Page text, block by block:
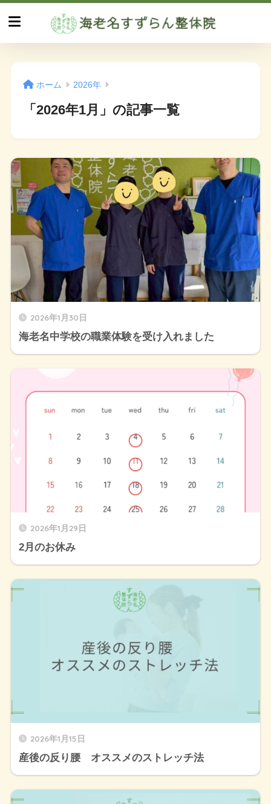
ホーム 2026年
「2026年1月」の記事一覧
2026年1月30日
海老名中学校の職業体験を受け入れました
2026年1月29日
2月のお休み
2026年1月15日
産後の反り腰 オススメのストレッチ法